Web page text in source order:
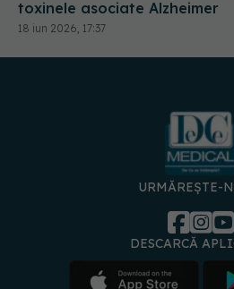
URMĂREȘTE-
DESCARCĂ
Politica de